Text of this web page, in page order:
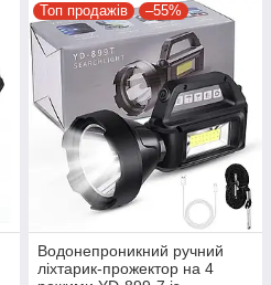
Топ продажів –55%
Водонепроникний ручний
ліхтарик-прожектор на 4